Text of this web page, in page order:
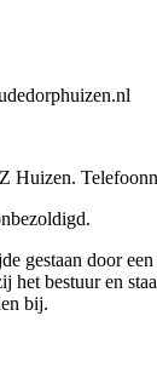
Huizen.
gestaan door
het bestuur en
bij.